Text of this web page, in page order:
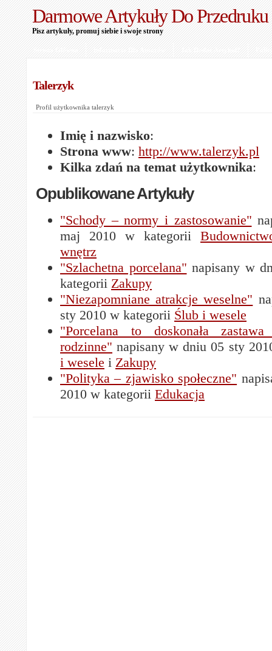
Darmowe Artykuły Do Przedruku
Pisz artykuły, promuj siebie i swoje strony
Talerzyk
Profil użytkownika talerzyk
Imię i nazwisko:
Strona www: http://www.talerzyk.pl
Kilka zdań na temat użytkownika:
Opublikowane Artykuły
"Schody – normy i zastosowanie"
maj 2010 w kategorii
wnętrz
"Szlachetna porcelana" napisany w
kategorii Zakupy
"Niezapomniane atrakcje weselne"
sty 2010 w kategorii Ślub i wesele
"Porcelana to doskonała
rodzinne" napisany w dniu 05 sty
i wesele i Zakupy
"Polityka – zjawisko społeczne"
2010 w kategorii Edukacja